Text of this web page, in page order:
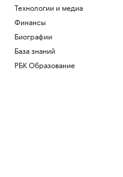
Спорт
Премьер Болгарии сообщил
беспилотника рядом с
Политика
Развожаев сообщил
атак ВСУ на Севастополь
Технологии и медиа
Финансы
Биографии
База знаний
РБК Образование